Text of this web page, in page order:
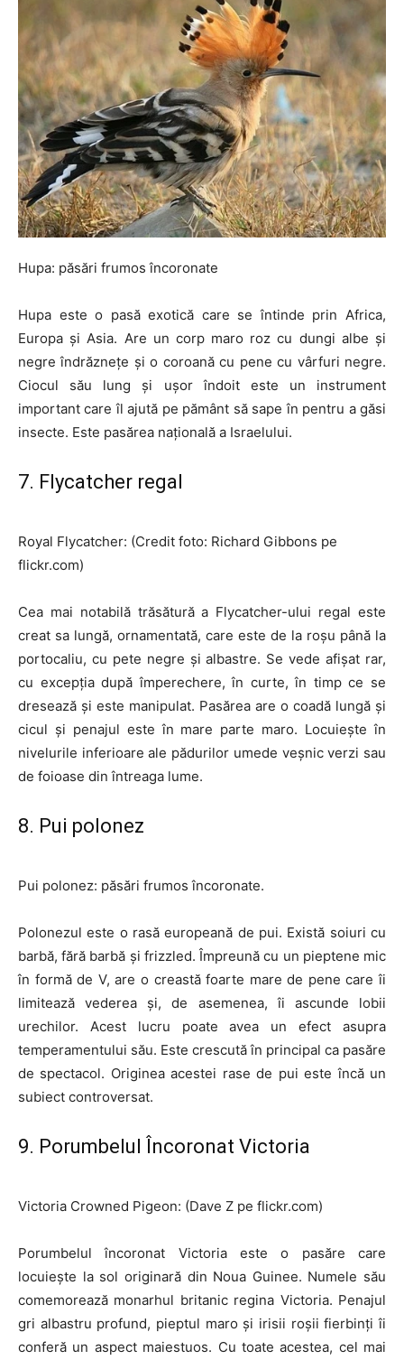
Hupa: păsări frumos încoronate
Hupa este o pasă exotică care se întinde prin Africa,
Europa și Asia. Are un corp maro roz cu dungi albe și
negre îndrăznețe și o coroană cu pene cu vârfuri negre.
Ciocul său lung și ușor îndoit este un instrument
important care îl ajută pe pământ să sape în pentru a găsi
insecte. Este pasărea națională a Israelului.
7. Flycatcher regal
Royal Flycatcher: (Credit foto: Richard Gibbons pe
flickr.com)
Cea mai notabilă trăsătură a Flycatcher-ului regal este
creat sa lungă, ornamentată, care este de la roșu până la
portocaliu, cu pete negre și albastre. Se vede afișat rar,
cu excepția după împerechere, în curte, în timp ce se
dresează și este manipulat. Pasărea are o coadă lungă și
cicul și penajul este în mare parte maro. Locuiește în
nivelurile inferioare ale pădurilor umede veșnic verzi sau
de foioase din întreaga lume.
8. Pui polonez
Pui polonez: păsări frumos încoronate.
Polonezul este o rasă europeană de pui. Există soiuri cu
barbă, fără barbă și frizzled. Împreună cu un pieptene mic
în formă de V, are o creastă foarte mare de pene care îi
limitează vederea și, de asemenea, îi ascunde lobii
urechilor. Acest lucru poate avea un efect asupra
temperamentului său. Este crescută în principal ca pasăre
de spectacol. Originea acestei rase de pui este încă un
subiect controversat.
9. Porumbelul Încoronat Victoria
Victoria Crowned Pigeon: (Dave Z pe flickr.com)
Porumbelul încoronat Victoria este o pasăre care
locuiește la sol originară din Noua Guinee. Numele său
comemorează monarhul britanic regina Victoria. Penajul
gri albastru profund, pieptul maro și irisii roșii fierbinți îi
conferă un aspect maiestuos. Cu toate acestea, cel mai